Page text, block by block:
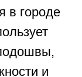
в городе
и